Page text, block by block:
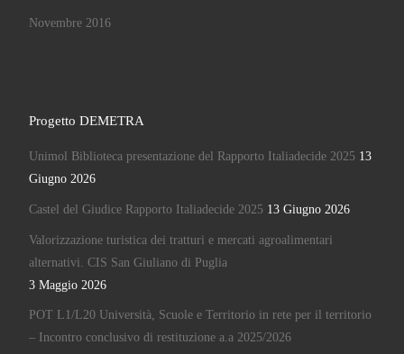
Novembre 2016
Progetto DEMETRA
Unimol Biblioteca presentazione del Rapporto Italiadecide 2025 13
Giugno 2026
Castel del Giudice Rapporto Italiadecide 2025 13 Giugno 2026
Valorizzazione turistica dei tratturi e mercati agroalimentari
alternativi. CIS San Giuliano di Puglia
3 Maggio 2026
POT L1/L20 Università, Scuole e Territorio in rete per il territorio
– Incontro conclusivo di restituzione a.a 2025/2026